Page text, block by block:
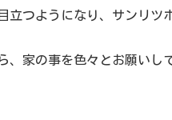
つようになり、サンリツ
家の事を色々とお願いし